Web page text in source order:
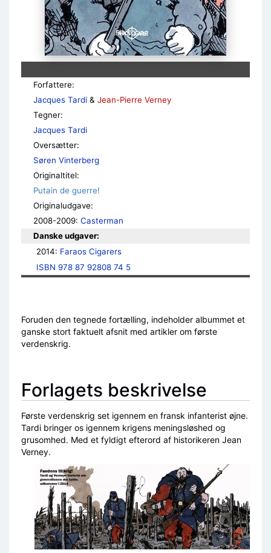
Forfattere:
Jacques Tardi & Jean-Pierre Verney
Tegner:
Jacques Tardi
Oversætter:
Søren Vinterberg
Originaltitel:
Putain de guerre!
Originaludgave:
2008-2009: Casterman
Danske udgaver:
2014: Faraos Cigarers
ISBN 978 87 92808 74 5
Foruden den tegnede fortælling, indeholder albummet et
ganske stort faktuelt afsnit med artikler om første
verdenskrig.
Forlagets beskrivelse
Første verdenskrig set igennem en fransk infanterist øjne.
Tardi bringer os igennem krigens meningsløshed og
grusomhed. Med et fyldigt efterord af historikeren Jean
Verney.